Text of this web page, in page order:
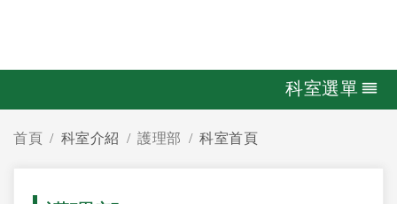
科室選單
首頁 科室介紹 護理部 科室首頁